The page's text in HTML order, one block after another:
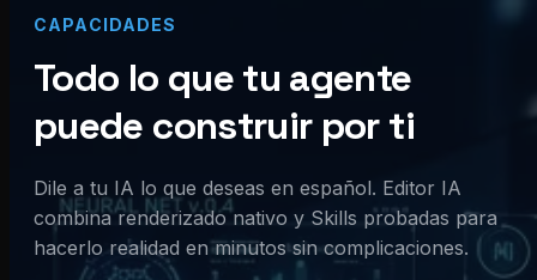
CAPACIDADES
Todo lo que tu agente
puede construir por ti
Dile a tu IA lo que deseas en español. Editor IA
combina renderizado nativo y Skills probadas para
hacerlo realidad en minutos sin complicaciones.